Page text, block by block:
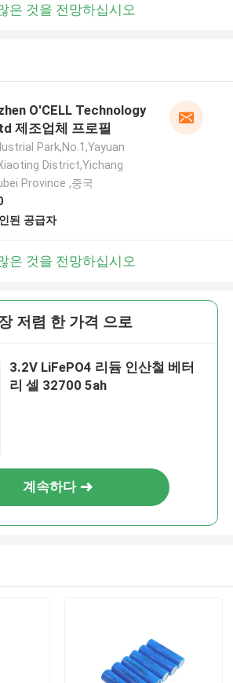
은 것을 전망하십시오
O'CELL Technology
제조업체 프로필
Park,No.1,Yayuan
District,Yichang
Province ,중국
된 공급자
은 것을 전망하십시오
저렴 한 가격 으로
3.2V LiFePO4 리듐 인산철 베터
리 셀 32700 5ah
계속하다